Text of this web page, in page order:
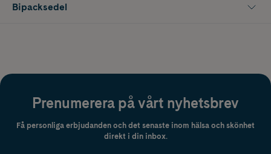
Bipacksedel
Prenumerera på vårt nyhetsbrev
Få personliga erbjudanden och det senaste inom hälsa och skönhet
direkt i din inbox.